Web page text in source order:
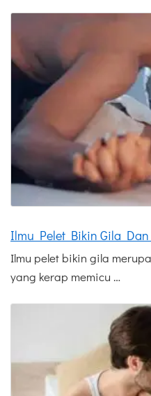
Ilmu Pelet Bikin Gila
Ilmu pelet bikin gila
yang kerap memicu …